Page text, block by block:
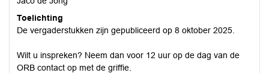
Toelichting
De vergaderstukken zijn gepubliceerd op 8 oktober 2025.
Wilt u inspreken? Neem dan voor 12 uur op de dag van de
ORB contact op met de griffie.